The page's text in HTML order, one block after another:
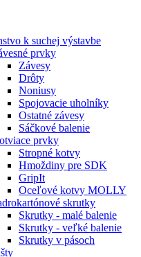
k suchej výstavbe
prvky
Závesy
Drôty
Noniusy
Spojovacie uholníky
Ostatné závesy
Sáčkové balenie
prvky
Stropné kotvy
Hmoždiny pre SDK
GripIt
Oceľové kotvy MOLLY
skrutky
Skrutky - malé balenie
Skrutky - veľké balenie
Skrutky v pásoch